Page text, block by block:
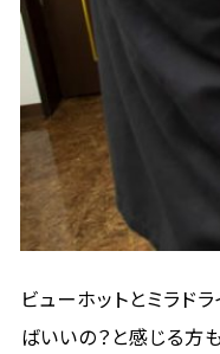
ビューホットとミラド
ばいいの？と感じる方も